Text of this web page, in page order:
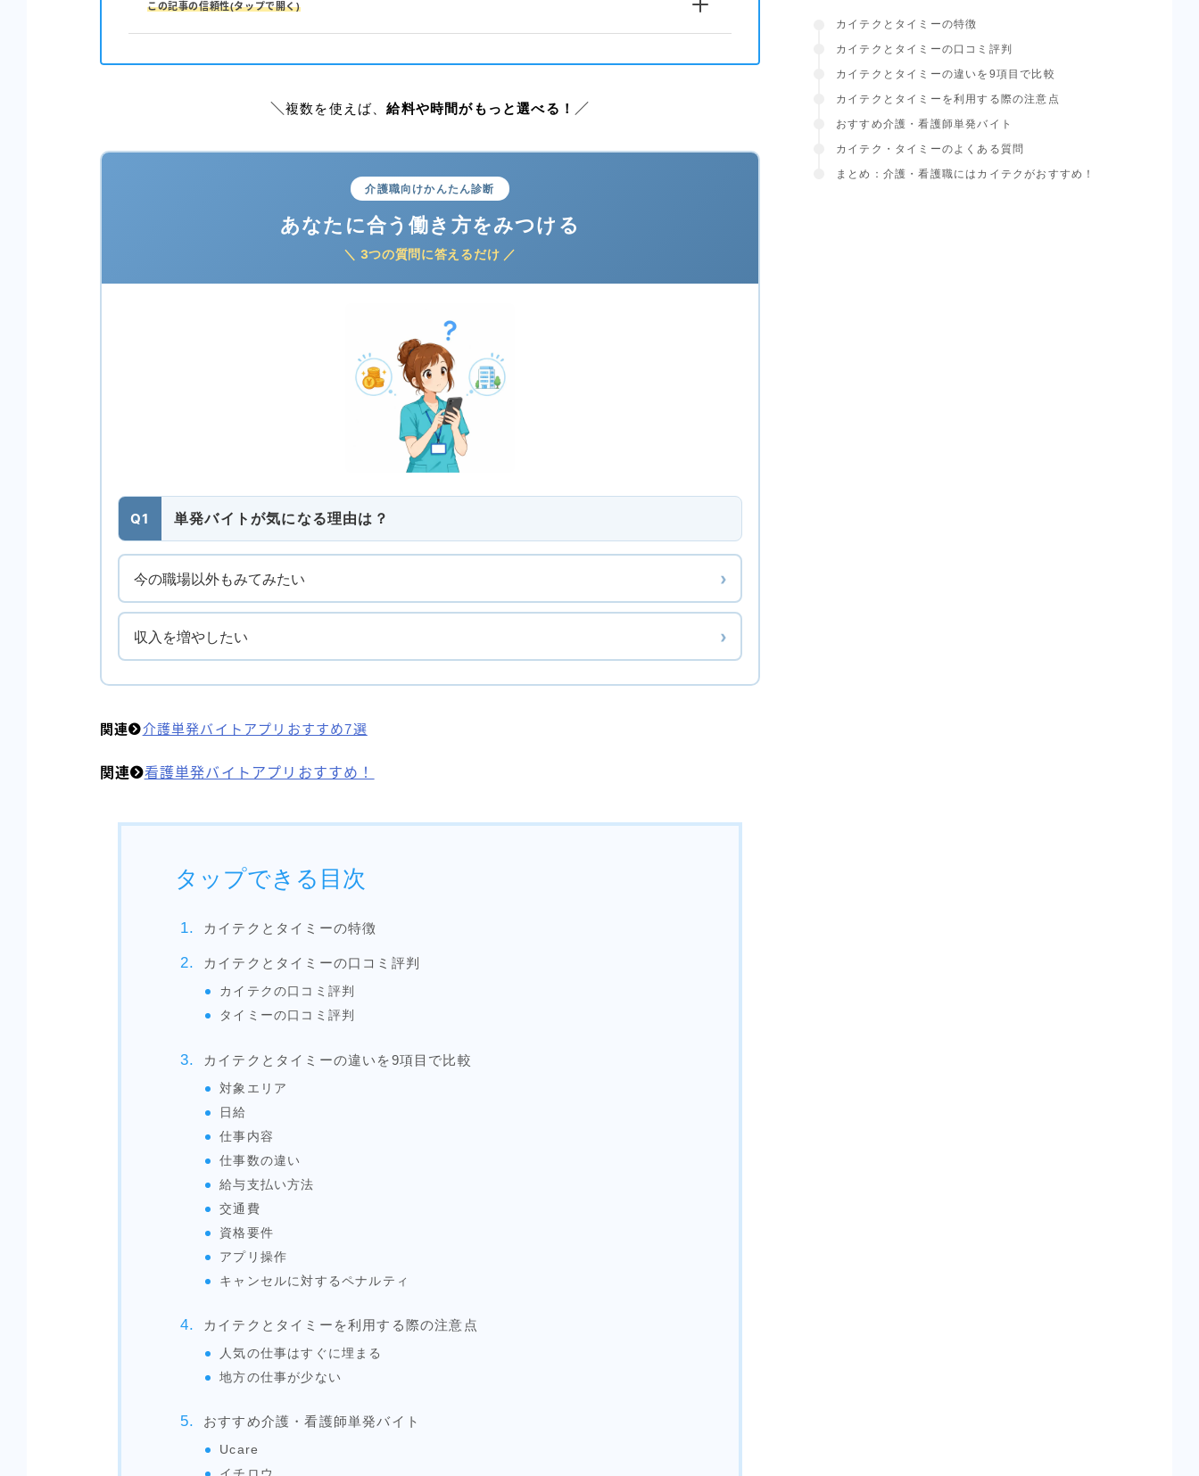
この記事の信頼性(タップで開く)
＼ 複数を使えば、給料や時間がもっと選べる！ ／
介護職向けかんたん診断
あなたに合う働き方をみつける
＼ 3つの質問に答えるだけ ／
Q1 単発バイトが気になる理由は？
今の職場以外もみてみたい
収入を増やしたい
関連 介護単発バイトアプリおすすめ7選
関連 看護単発バイトアプリおすすめ！
タップできる目次
カイテクとタイミーの特徴
カイテクとタイミーの口コミ評判
カイテクの口コミ評判
タイミーの口コミ評判
カイテクとタイミーの違いを9項目で比較
対象エリア
日給
仕事内容
仕事数の違い
給与支払い方法
交通費
資格要件
アプリ操作
キャンセルに対するペナルティ
カイテクとタイミーを利用する際の注意点
人気の仕事はすぐに埋まる
地方の仕事が少ない
おすすめ介護・看護師単発バイト
Ucare
カイテクとタイミーの特徴
カイテクとタイミーの口コミ評判
カイテクとタイミーの違いを9項目で比較
カイテクとタイミーを利用する際の注意点
おすすめ介護・看護師単発バイト
カイテク・タイミーのよくある質問
まとめ：介護・看護職にはカイテクがおすすめ！